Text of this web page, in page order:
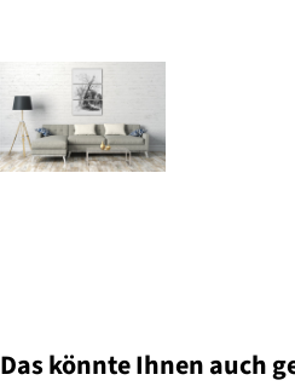
Das könnte Ihnen auch